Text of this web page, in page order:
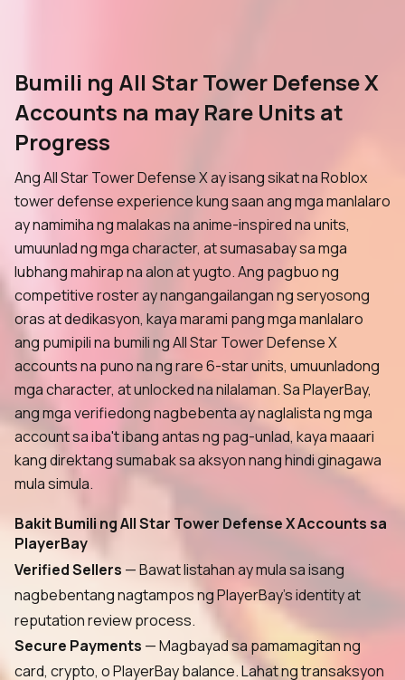
Bumili ng All Star Tower Defense X
Accounts na may Rare Units at
Progress
Ang All Star Tower Defense X ay isang sikat na Roblox
tower defense experience kung saan ang mga manlalaro
ay namimiha ng malakas na anime-inspired na units,
umuunlad ng mga character, at sumasabay sa mga
lubhang mahirap na alon at yugto. Ang pagbuo ng
competitive roster ay nangangailangan ng seryosong
oras at dedikasyon, kaya marami pang mga manlalaro
ang pumipili na bumili ng All Star Tower Defense X
accounts na puno na ng rare 6-star units, umuunladong
mga character, at unlocked na nilalaman. Sa PlayerBay,
ang mga verifiedong nagbebenta ay naglalista ng mga
account sa iba't ibang antas ng pag-unlad, kaya maaari
kang direktang sumabak sa aksyon nang hindi ginagawa
mula simula.
Bakit Bumili ng All Star Tower Defense X Accounts sa
PlayerBay
Verified Sellers — Bawat listahan ay mula sa isang
nagbebentang nagtampos ng PlayerBay's identity at
reputation review process.
Secure Payments — Magbayad sa pamamagitan ng
card, crypto, o PlayerBay balance. Lahat ng transaksyon